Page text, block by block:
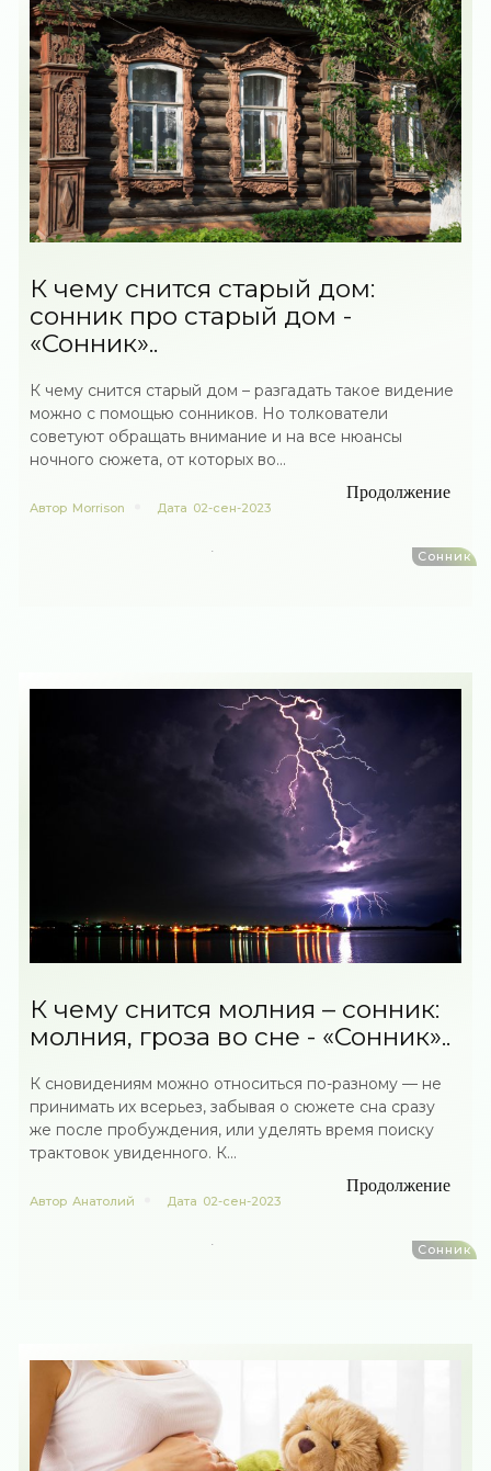
К чему снится старый дом:
сонник про старый дом -
«Сонник»..
К чему снится старый дом – разгадать такое видение
можно с помощью сонников. Но толкователи
советуют обращать внимание и на все нюансы
ночного сюжета, от которых во...
Продолжение
Автор Morrison Дата 02-сен-2023
Сонник
К чему снится молния – сонник:
молния, гроза во сне - «Сонник»..
К сновидениям можно относиться по-разному — не
принимать их всерьез, забывая о сюжете сна сразу
же после пробуждения, или уделять время поиску
трактовок увиденного. К...
Продолжение
Автор Анатолий Дата 02-сен-2023
Сонник